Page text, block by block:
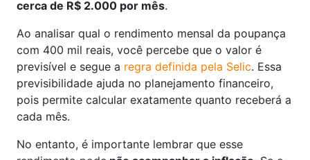
cerca de R$ 2.000 por mês.
Ao analisar qual o rendimento mensal da poupança
com 400 mil reais, você percebe que o valor é
previsível e segue a regra definida pela Selic. Essa
previsibilidade ajuda no planejamento financeiro,
pois permite calcular exatamente quanto receberá a
cada mês.
No entanto, é importante lembrar que esse